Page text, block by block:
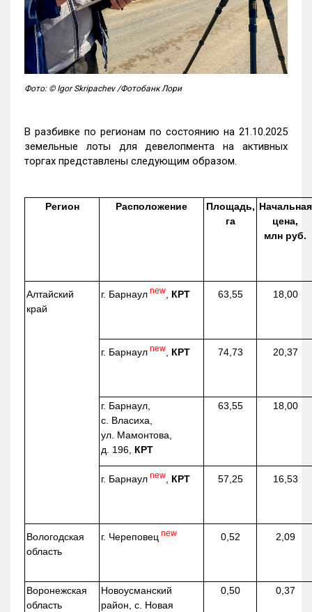
Фото: © Igor Skripachev /Фотобанк Лори
В разбивке по регионам по состоянию на 21.10.2025
земельные лоты для девелопмента на активных
торгах представлены следующим образом.
Регион Расположение
Площадь,
га
Начальная
цена,
млн руб.
Алтайский
край
г. Барнаул new КРТ 63,55 18,00
г. Барнаул new КРТ 74,73 20,37
г. Барнаул,
с. Власиха,
ул. Мамонтова,
д. 196, КРТ
63,55 18,00
г. Барнаул new КРТ 57,25 16,53
Вологодская
область
г. Череповец new 0,52 2,09
Воронежская
область
Новоусманский
район, с. Новая
0,50 0,37